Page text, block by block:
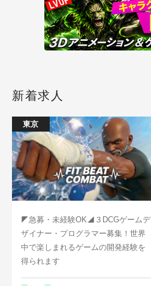
新着求人
東京
◤急募・未経験OK◢３DCGゲームデ
ザイナー・プログラマー募集！世界
中で楽しまれるゲームの開発経験を
得られます